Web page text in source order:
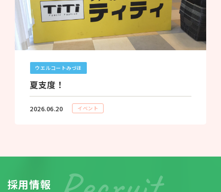
ウエルコートみづほ
夏支度！
2026.06.20 イベント
採用情報